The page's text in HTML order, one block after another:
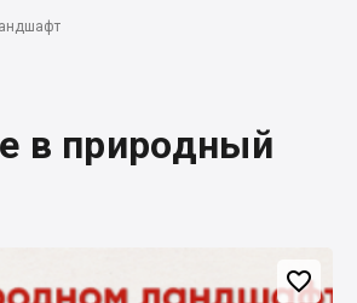
в природный
